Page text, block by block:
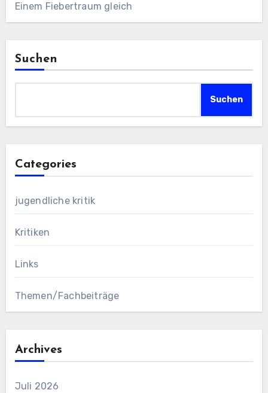
Einem Fiebertraum gleich
Suchen
Suchen
Categories
jugendliche kritik
Kritiken
Links
Themen/Fachbeiträge
Archives
Juli 2026